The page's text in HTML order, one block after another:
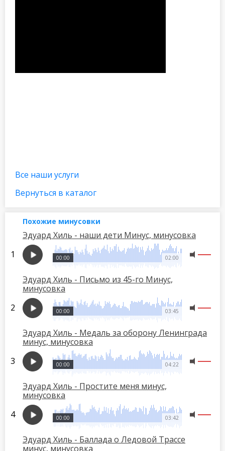
Все наши услуги
Вернуться в каталог
Похожие минусовки
Эдуард Хиль - наши дети Минус, минусовка
02:00
00:00
Эдуард Хиль - Письмо из 45-го Минус,
минусовка
03:45
00:00
Эдуард Хиль - Медаль за оборону Ленинграда
минус, минусовка
04:22
00:00
Эдуард Хиль - Простите меня минус,
минусовка
03:42
00:00
Эдуард Хиль - Баллада о Ледовой Трассе
минус, минусовка